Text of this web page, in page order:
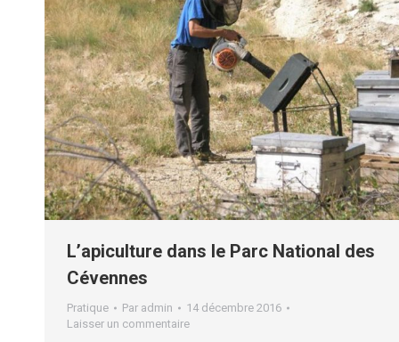
L’apiculture dans le Parc National des
Cévennes
Pratique Par admin
14 décembre 2016
Laisser un commentaire